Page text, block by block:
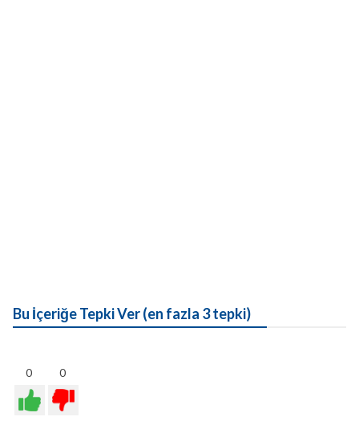
Bu İçeriğe Tepki Ver (en fazla 3 tepki)
0 0